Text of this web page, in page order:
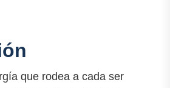
que rodea a cada ser